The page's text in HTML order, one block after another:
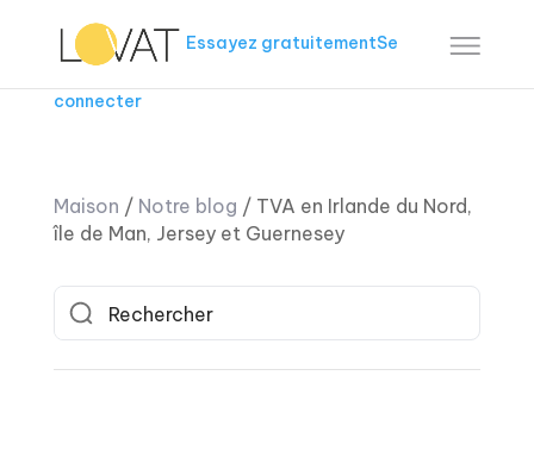
Essayez gratuitementSe
connecter
Maison / Notre blog / TVA en Irlande du Nord,
île de Man, Jersey et Guernesey